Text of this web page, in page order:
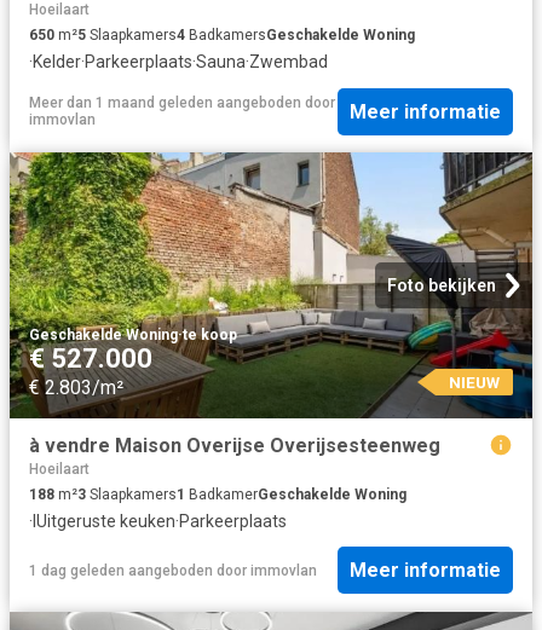
Hoeilaart
650 m²5 Slaapkamers4 BadkamersGeschakelde Woning
·Kelder·Parkeerplaats·Sauna·Zwembad
Meer dan 1 maand geleden aangeboden door
immovlan
Meer informatie
Foto bekijken
Geschakelde Woning·te koop
€ 527.000
€ 2.803/m² NIEUW
à vendre Maison Overijse Overijsesteenweg
Hoeilaart
188 m²3 Slaapkamers1 BadkamerGeschakelde Woning
· IUitgeruste keuken·Parkeerplaats
1 dag geleden aangeboden door immovlan Meer informatie